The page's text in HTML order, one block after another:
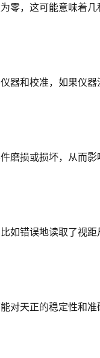
零，这可能意味着
器和校准，如果仪器
磨损或损坏，从而
如错误地读取了视
对天正的稳定性和准